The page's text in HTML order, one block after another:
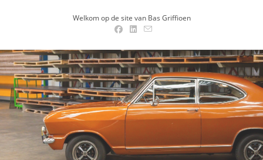
Welkom op de site van Bas Griffioen